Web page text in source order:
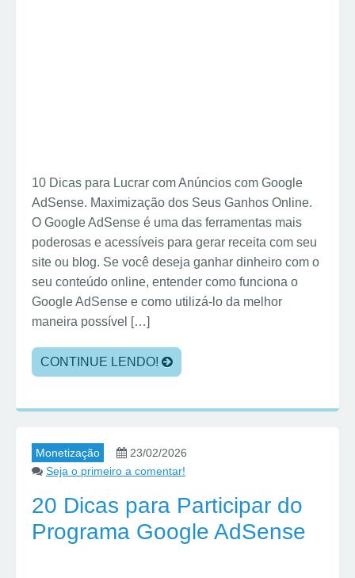
10 Dicas para Lucrar com Anúncios com Google
AdSense. Maximização dos Seus Ganhos Online.
O Google AdSense é uma das ferramentas mais
poderosas e acessíveis para gerar receita com seu
site ou blog. Se você deseja ganhar dinheiro com o
seu conteúdo online, entender como funciona o
Google AdSense e como utilizá-lo da melhor
maneira possível […]
CONTINUE LENDO!
Monetização
23/02/2026
Seja o primeiro a comentar!
20 Dicas para Participar do
Programa Google AdSense